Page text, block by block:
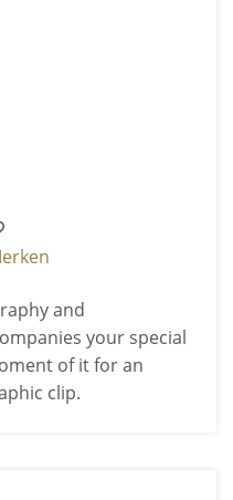
and
your special
of it for an
clip.